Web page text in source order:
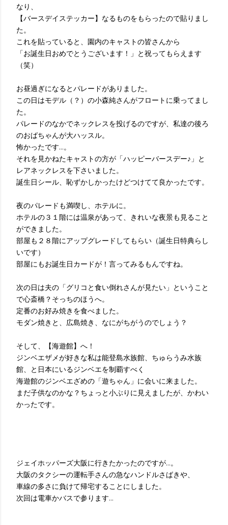
なり、
【バースデイステッカー】なるものをもらったので貼りまし
た。
これを貼っていると、園内のキャストの皆さんから
「お誕生日おめでとうございます！」と祝ってもらえます
（笑）
お昼過ぎになるとパレードがありました。
この日はモデル（？）の小森純さんがフロートに乗ってまし
た。
パレードのなかでネックレスを投げるのですが、私達の後ろ
のおばちゃんが大ハッスル。
怖かったです…。
それを見かねたキャストの方が「ハッピーバースデー♪」と
レアネックレスを下さいました。
誕生日シール、恥ずかしかったけどつけてて良かったです。
夜のパレードも満喫し、ホテルに。
ホテルの３１階には温泉があって、きれいな夜景も見ること
ができました。
部屋も２８階にアップグレードしてもらい（誕生日特典らし
いです）
部屋にもお誕生日カードが！言ってみるもんですね。
次の日は夫の「グリコと食い倒れさんが見たい」ということ
で心斎橋？そっちのほうへ。
定番のお好み焼きを食べました。
モダン焼きと、広島焼き、なにがちがうのでしょう？
そして、【海遊館】へ！
ジンベエザメが好きな私は能登島水族館、ちゅらうみ水族
館、と日本にいるジンベエを制覇すべく
海遊館のジンベエざめの「遊ちゃん」に会いに来ました。
まだ子供なのかな？ちょっと小ぶりに見えましたが、かわい
かったです。
ジェイホッパーズ大阪に行きたかったのですが…。
大阪のタクシーの運転手さんの急なハンドルさばきや、
車線の多さに負けて帰宅することにしました。
次回は電車かバスで参ります…